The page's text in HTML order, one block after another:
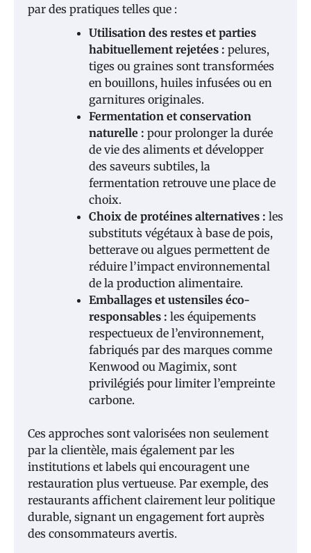
par des pratiques telles que :
Utilisation des restes et parties
habituellement rejetées : pelures,
tiges ou graines sont transformées
en bouillons, huiles infusées ou en
garnitures originales.
Fermentation et conservation
naturelle : pour prolonger la durée
de vie des aliments et développer
des saveurs subtiles, la
fermentation retrouve une place de
choix.
Choix de protéines alternatives : les
substituts végétaux à base de pois,
betterave ou algues permettent de
réduire l’impact environnemental
de la production alimentaire.
Emballages et ustensiles éco-
responsables : les équipements
respectueux de l’environnement,
fabriqués par des marques comme
Kenwood ou Magimix, sont
privilégiés pour limiter l’empreinte
carbone.
Ces approches sont valorisées non seulement
par la clientèle, mais également par les
institutions et labels qui encouragent une
restauration plus vertueuse. Par exemple, des
restaurants affichent clairement leur politique
durable, signant un engagement fort auprès
des consommateurs avertis.